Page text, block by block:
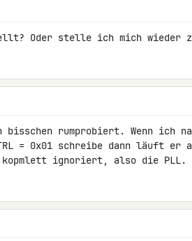
Oder stelle ich mich wieder
rumprobiert. Wenn ich
= 0x01 schreibe dann läuft er
kopmlett ignoriert, also die PLL.